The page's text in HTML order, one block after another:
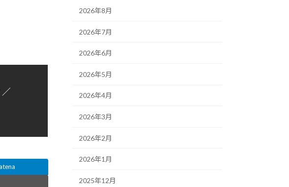
／
2026年8月
2026年7月
2026年6月
2026年5月
2026年4月
2026年3月
2026年2月
2026年1月
2025年12月